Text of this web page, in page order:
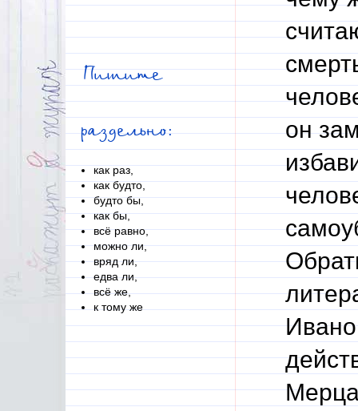
Пишите
раздельно:
как раз,
как будто,
будто бы,
как бы,
всё равно,
можно ли,
вряд ли,
едва ли,
всё же,
к тому же
он